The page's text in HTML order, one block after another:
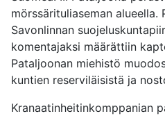
mörssärituliaseman alueella.
Savonlinnan
komentajaksi määrättiin
Pataljoonan miehistö
kuntien reserviläisistä ja
Kranaatinheitinkomppanian